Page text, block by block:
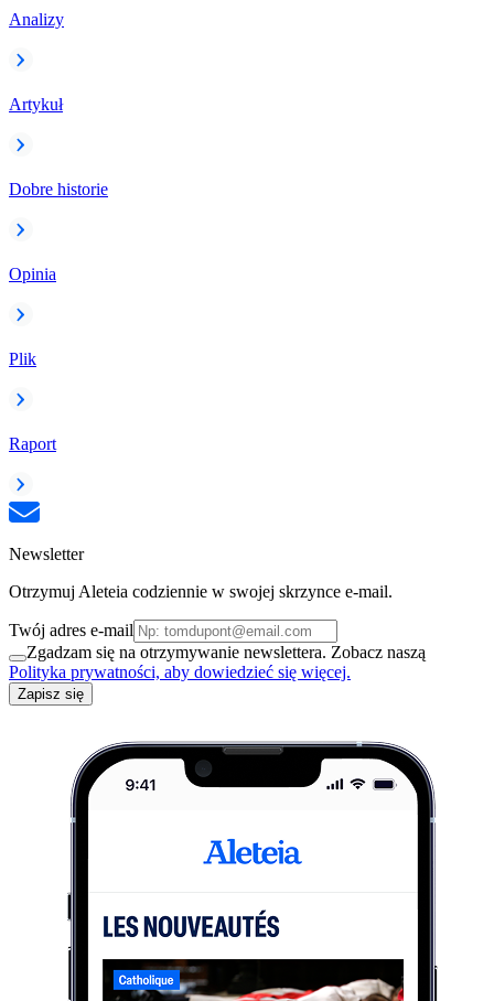
Analizy
Artykuł
Dobre historie
Opinia
Plik
Raport
Newsletter
Otrzymuj Aleteia codziennie w swojej skrzynce e-mail.
Twój adres e-mail
Zgadzam się na otrzymywanie newslettera. Zobacz naszą
Polityka prywatności, aby dowiedzieć się więcej.
Zapisz się